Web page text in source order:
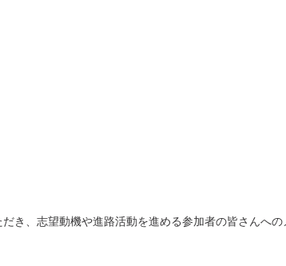
、志望動機や進路活動を進める参加者の皆さんへ